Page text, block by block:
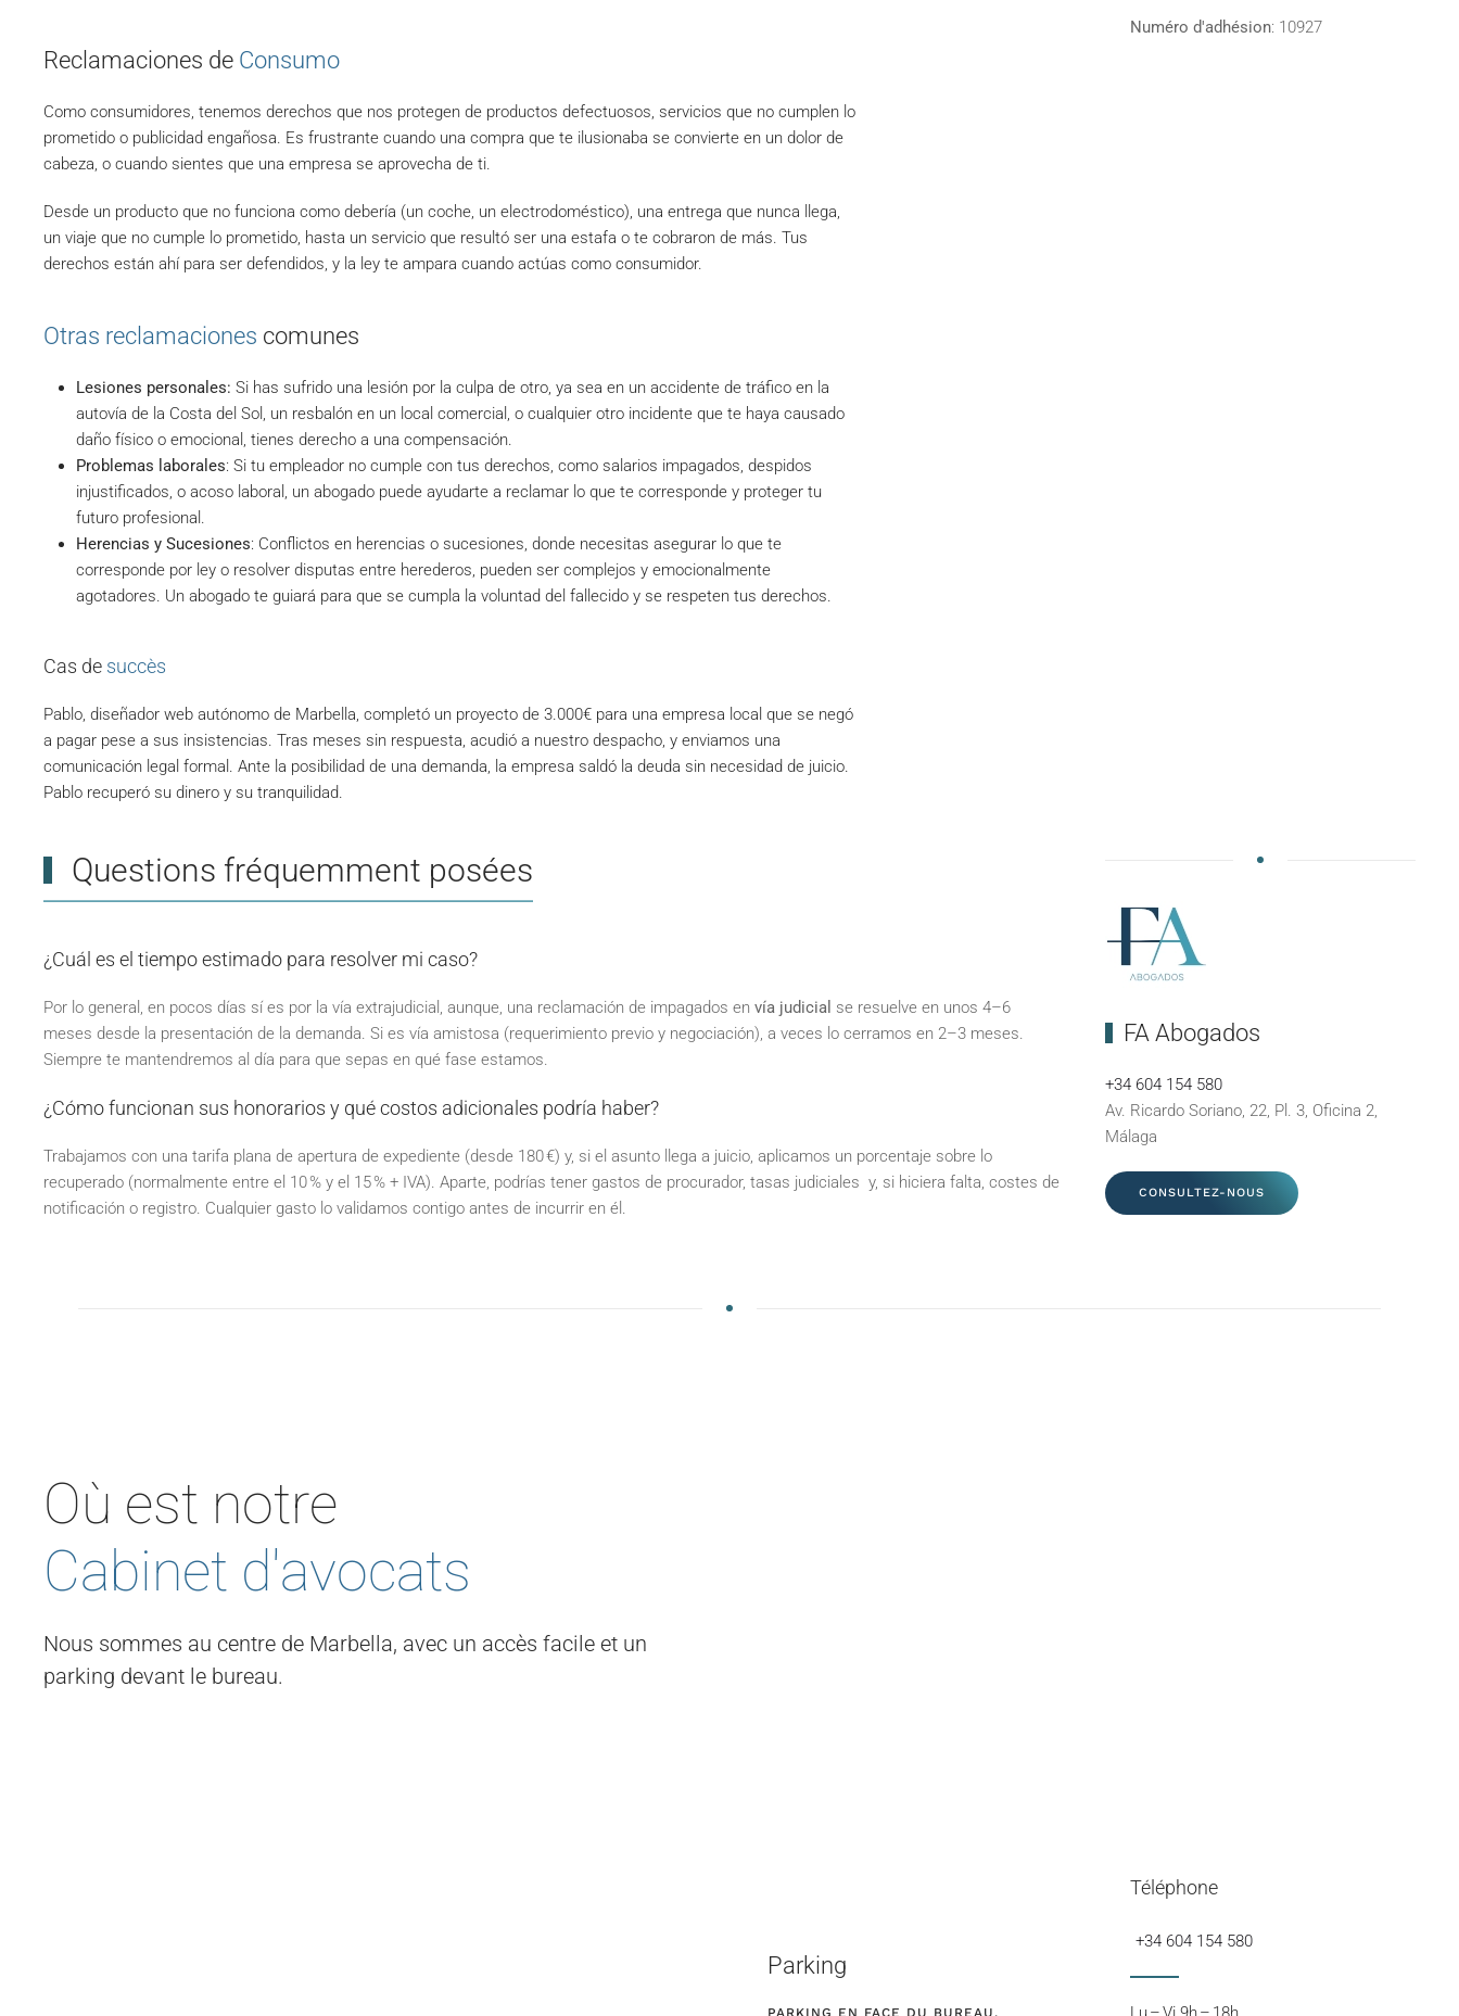
Reclamaciones de Consumo
Como consumidores, tenemos derechos que nos protegen de productos defectuosos, servicios que no cumplen lo
prometido o publicidad engañosa. Es frustrante cuando una compra que te ilusionaba se convierte en un dolor de
cabeza, o cuando sientes que una empresa se aprovecha de ti.
Desde un producto que no funciona como debería (un coche, un electrodoméstico), una entrega que nunca llega,
un viaje que no cumple lo prometido, hasta un servicio que resultó ser una estafa o te cobraron de más. Tus
derechos están ahí para ser defendidos, y la ley te ampara cuando actúas como consumidor.
Otras reclamaciones comunes
Lesiones personales: Si has sufrido una lesión por la culpa de otro, ya sea en un accidente de tráfico en la
autovía de la Costa del Sol, un resbalón en un local comercial, o cualquier otro incidente que te haya causado
daño físico o emocional, tienes derecho a una compensación.
Problemas laborales: Si tu empleador no cumple con tus derechos, como salarios impagados, despidos
injustificados, o acoso laboral, un abogado puede ayudarte a reclamar lo que te corresponde y proteger tu
futuro profesional.
Herencias y Sucesiones: Conflictos en herencias o sucesiones, donde necesitas asegurar lo que te
corresponde por ley o resolver disputas entre herederos, pueden ser complejos y emocionalmente
agotadores. Un abogado te guiará para que se cumpla la voluntad del fallecido y se respeten tus derechos.
Cas de succès
Pablo, diseñador web autónomo de Marbella, completó un proyecto de 3.000€ para una empresa local que se negó
a pagar pese a sus insistencias. Tras meses sin respuesta, acudió a nuestro despacho, y enviamos una
comunicación legal formal. Ante la posibilidad de una demanda, la empresa saldó la deuda sin necesidad de juicio.
Pablo recuperó su dinero y su tranquilidad.
Numéro d'adhésion: 10927
Questions fréquemment posées
¿Cuál es el tiempo estimado para resolver mi caso?
Por lo general, en pocos días sí es por la vía extrajudicial, aunque, una reclamación de impagados en vía judicial se resuelve en unos 4–6
meses desde la presentación de la demanda. Si es vía amistosa (requerimiento previo y negociación), a veces lo cerramos en 2–3 meses.
Siempre te mantendremos al día para que sepas en qué fase estamos.
¿Cómo funcionan sus honorarios y qué costos adicionales podría haber?
Trabajamos con una tarifa plana de apertura de expediente (desde 180 €) y, si el asunto llega a juicio, aplicamos un porcentaje sobre lo
recuperado (normalmente entre el 10 % y el 15 % + IVA). Aparte, podrías tener gastos de procurador, tasas judiciales y, si hiciera falta, costes de
notificación o registro. Cualquier gasto lo validamos contigo antes de incurrir en él.
FA Abogados
+34 604 154 580
Av. Ricardo Soriano, 22, Pl. 3, Oficina 2,
Málaga
CONSULTEZ-NOUS
Où est notre
Cabinet d'avocats
Nous sommes au centre de Marbella, avec un accès facile et un
parking devant le bureau.
Parking
PARKING EN FACE DU BUREAU.
Téléphone
+34 604 154 580